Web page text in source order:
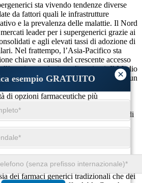
×
esempio GRATUITO
sta vivendo tendenze diverse
da fattori quali le infrastrutture
e la prevalenza delle malattie. Il Nord
leader per i supergenerici grazie ai
e agli elevati tassi di adozione di
Nel frattempo, l’Asia-Pacifico sta
chiave a causa del crescente accesso
popolazione di pazienti. Il Medio
più piccoli in confronto, mostrano un
al miglioramento delle infrastrutture
di opzioni farmaceutiche più
nel panorama sanitario sono
dinamiche del mercato e il potenziale di
circa il 40% del mercato globale dei
Uniti dominano questa regione, con
dei farmaci generici tradizionali che dei